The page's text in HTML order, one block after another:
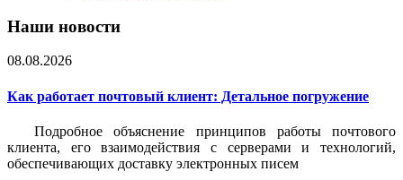
Наши новости
08.08.2026
Как работает почтовый клиент: Детальное погружение
Подробное объяснение принципов работы почтового
клиента, его взаимодействия с серверами и технологий,
обеспечивающих доставку электронных писем